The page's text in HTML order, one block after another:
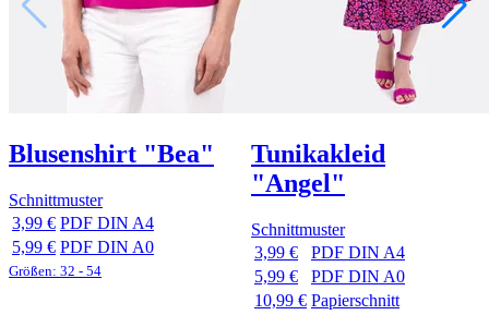
Blusenshirt "Bea"
Schnittmuster
3,99 € PDF DIN A4
5,99 € PDF DIN A0
Größen: 32 - 54
Tunikakleid
"Angel"
Schnittmuster
3,99 €
PDF DIN A4
5,99 €
PDF DIN A0
10,99 € Papierschnitt